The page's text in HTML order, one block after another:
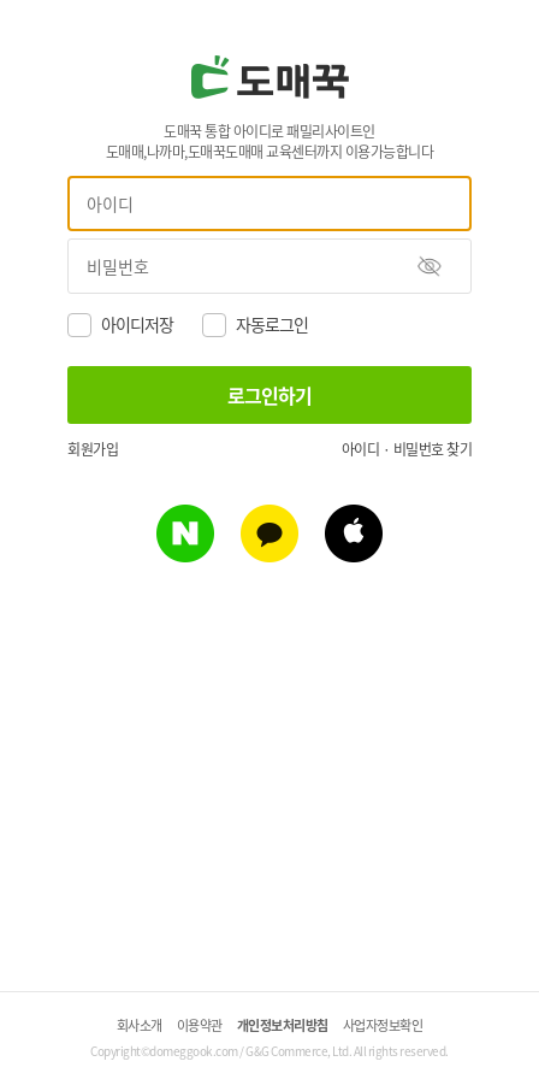
도매꾹 통합 아이디로 패밀리사이트인
도매매,나까마,도매꾹도매매 교육센터까지 이용가능합니다
아이디저장 자동로그인
회원가입 아이디 · 비밀번호 찾기
회사소개 이용약관 개인정보처리방침 사업자정보확인
Copyright©domeggook.com / G&G Commerce, Ltd. All rights reserved.